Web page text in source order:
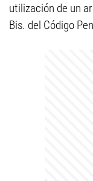
utilización de un
Bis. del Código